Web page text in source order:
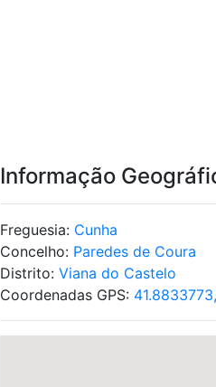
Informação
Freguesia: Cunha
Concelho: Paredes de Coura
Distrito: Viana do Castelo
Coordenadas GPS: